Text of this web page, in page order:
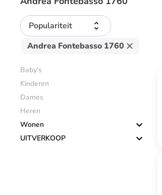
Populariteit
Andrea Fontebasso 1760
Baby's
Kinderen
Dames
Heren
Wonen
UITVERKOOP